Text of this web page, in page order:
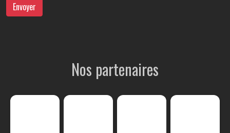
Envoyer
Nos partenaires